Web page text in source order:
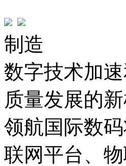
制造
数字技术加速
质量发展的新
领航国际数码
联网平台